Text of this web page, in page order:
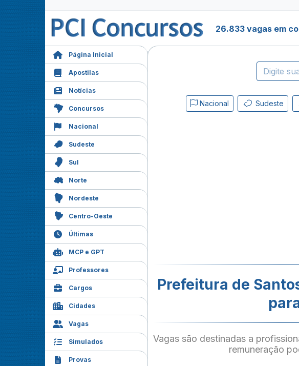
26.833 vagas em
Página Inicial
Apostilas
Notícias
Concursos
Nacional
Sudeste
Sul
Norte
Nordeste
Centro-Oeste
Últimas
MCP e GPT
Professores
Cargos
Cidades
Vagas
Simulados
Provas
Nacional Sudeste
Prefeitura de
Vagas são destinadas a
remuneração